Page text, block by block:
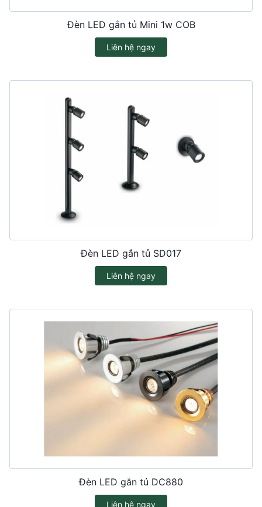
Đèn LED gắn tủ Mini 1w COB
Liên hệ ngay
Đèn LED gắn tủ SD017
Liên hệ ngay
Đèn LED gắn tủ DC880
Liên hệ ngay